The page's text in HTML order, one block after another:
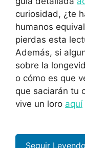
curiosidad, ¿te
humanos
pierdas esta
Además, si
sobre la
o cómo es que
que saciarán tu
vive un loro aquí
Seguir Leyendo